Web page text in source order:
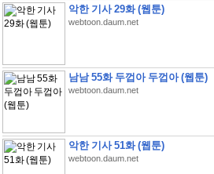
악한 기사 29화 (웹툰)
webtoon.daum.net
남남 55화 두껍아 두껍아 (웹툰)
webtoon.daum.net
악한 기사 51화 (웹툰)
webtoon.daum.net